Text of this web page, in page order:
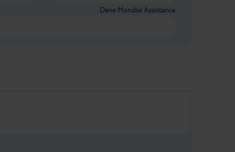
Dane Mondial Assistance